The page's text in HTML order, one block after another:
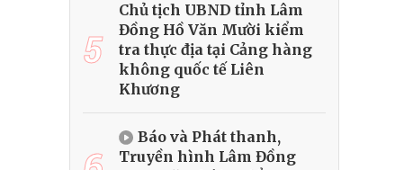
5
Chủ tịch UBND tỉnh Lâm
Đồng Hồ Văn Mười kiểm
tra thực địa tại Cảng hàng
không quốc tế Liên
Khương
Báo và Phát thanh,
Truyền hình Lâm Đồng